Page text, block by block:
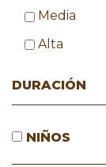
Media
Alta
DURACIÓN
NIÑOS